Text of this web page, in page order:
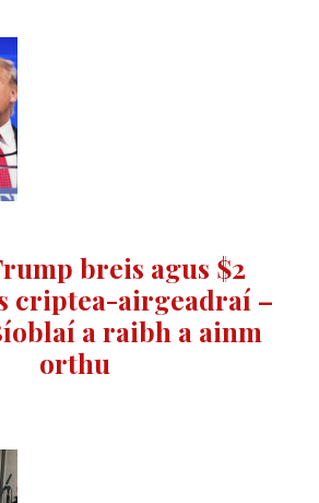
breis agus $2
criptea-airgeadraí –
a raibh a ainm
orthu